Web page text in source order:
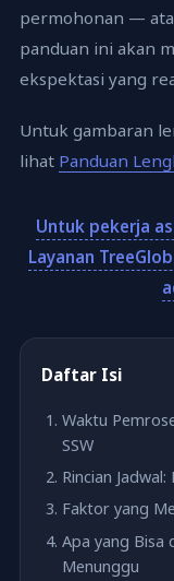
permohonan —
panduan ini akan
ekspektasi yang
Untuk gambaran
lihat Panduan
Untuk pekerja
Layanan
Daftar Isi
Waktu
SSW
Rincian
Faktor yang
Apa yang Bisa
Menunggu